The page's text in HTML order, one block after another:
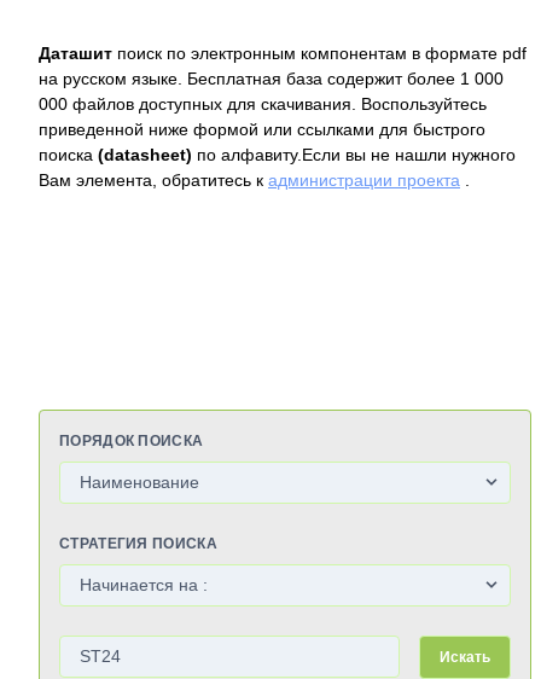
Даташит поиск по электронным компонентам в формате pdf
на русском языке. Бесплатная база содержит более 1 000
000 файлов доступных для скачивания. Воспользуйтесь
приведенной ниже формой или ссылками для быстрого
поиска (datasheet) по алфавиту.Если вы не нашли нужного
Вам элемента, обратитесь к администрации проекта
ПОРЯДОК ПОИСКА
СТРАТЕГИЯ ПОИСКА
Искать